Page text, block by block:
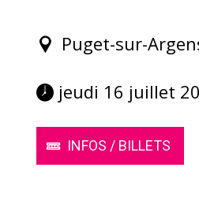
Puget-sur-
jeudi 16 juillet
INFOS / BILLETS